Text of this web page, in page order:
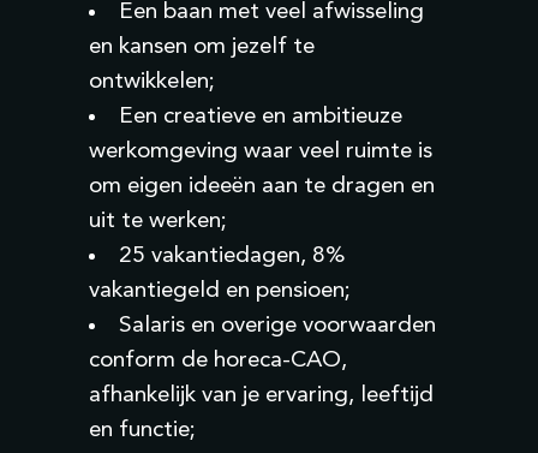
Een baan met veel afwisseling
en kansen om jezelf te
ontwikkelen;
Een creatieve en ambitieuze
werkomgeving waar veel ruimte is
om eigen ideeën aan te dragen en
uit te werken;
25 vakantiedagen, 8%
vakantiegeld en pensioen;
Salaris en overige voorwaarden
conform de horeca-CAO,
afhankelijk van je ervaring, leeftijd
en functie;